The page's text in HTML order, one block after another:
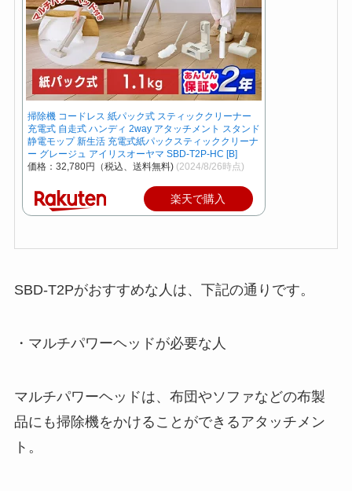
掃除機 コードレス 紙パック式 スティッククリーナー
充電式 自走式 ハンディ 2way アタッチメント スタンド
静電モップ 新生活 充電式紙パックスティッククリーナ
ー グレージュ アイリスオーヤマ SBD-T2P-HC [B]
価格：32,780円（税込、送料無料) (2024/8/26時点)
楽天で購入
SBD-T2Pがおすすめな人は、下記の通りです。
・マルチパワーヘッドが必要な人
マルチパワーヘッドは、布団やソファなどの布製
品にも掃除機をかけることができるアタッチメン
ト。